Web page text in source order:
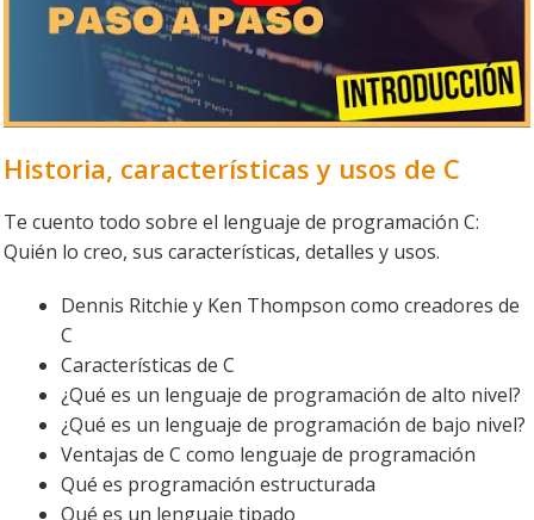
Historia, características y usos de C
Te cuento todo sobre el lenguaje de programación C:
Quién lo creo, sus características, detalles y usos.
Dennis Ritchie y Ken Thompson como creadores de
C
Características de C
¿Qué es un lenguaje de programación de alto nivel?
¿Qué es un lenguaje de programación de bajo nivel?
Ventajas de C como lenguaje de programación
Qué es programación estructurada
Qué es un lenguaje tipado